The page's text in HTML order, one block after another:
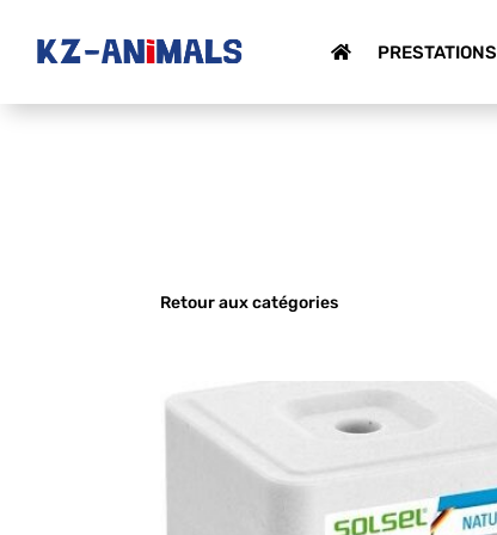
PRESTATIONS
Retour aux catégories